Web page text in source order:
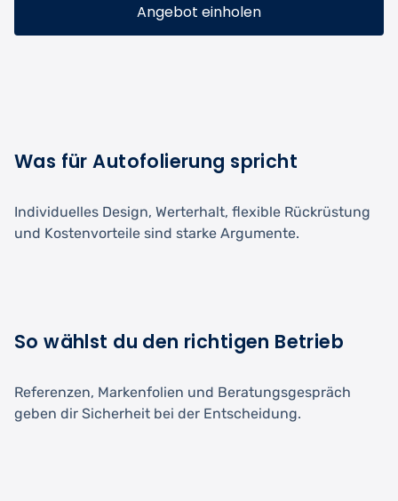
Angebot einholen
Was für Autofolierung spricht
Individuelles Design, Werterhalt, flexible Rückrüstung
und Kostenvorteile sind starke Argumente.
So wählst du den richtigen Betrieb
Referenzen, Markenfolien und Beratungsgespräch
geben dir Sicherheit bei der Entscheidung.